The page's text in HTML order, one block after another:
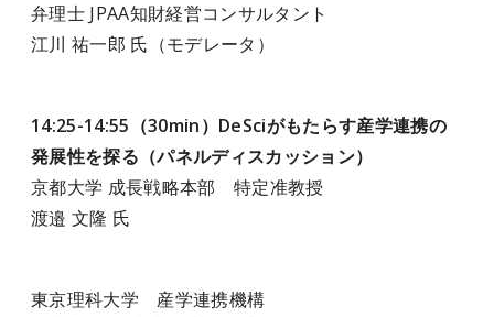
弁理士 JPAA知財経営コンサルタント
江川 祐一郎 氏（モデレータ）
14:25-14:55（30min）DeSciがもたらす産学連携の
発展性を探る（パネルディスカッション）
京都大学 成長戦略本部 特定准教授
渡邉 文隆 氏
東京理科大学 産学連携機構